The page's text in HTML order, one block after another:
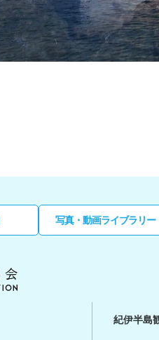
写真・動画ライブラリー
紀伊半島